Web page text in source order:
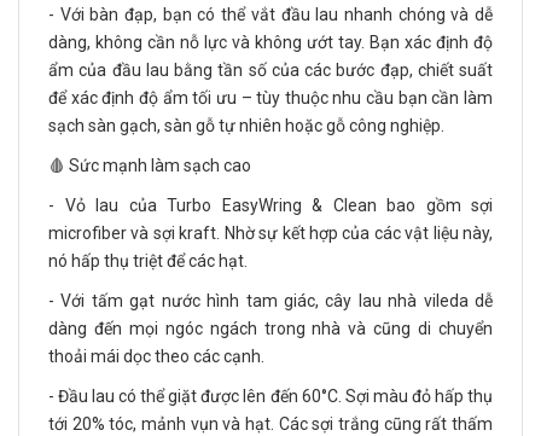
- Với bàn đạp, bạn có thể vắt đầu lau nhanh chóng và dễ
dàng, không cần nỗ lực và không ướt tay. Bạn xác định độ
ẩm của đầu lau bằng tần số của các bước đạp, chiết suất
để xác định độ ẩm tối ưu – tùy thuộc nhu cầu bạn cần làm
sạch sàn gạch, sàn gỗ tự nhiên hoặc gỗ công nghiệp.
🩸 Sức mạnh làm sạch cao
- Vỏ lau của Turbo EasyWring & Clean bao gồm sợi
microfiber và sợi kraft. Nhờ sự kết hợp của các vật liệu này,
nó hấp thụ triệt để các hạt.
- Với tấm gạt nước hình tam giác, cây lau nhà vileda dễ
dàng đến mọi ngóc ngách trong nhà và cũng di chuyển
thoải mái dọc theo các cạnh.
- Đầu lau có thể giặt được lên đến 60°C. Sợi màu đỏ hấp thụ
tới 20% tóc, mảnh vụn và hạt. Các sợi trắng cũng rất thấm